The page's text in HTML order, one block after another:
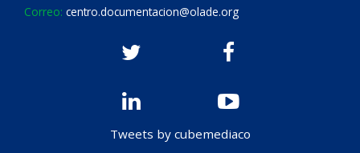
Correo: centro.documentacion@olade.org
Tweets by cubemediaco